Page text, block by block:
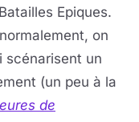
Epiques.
on
scénarisent un
(un peu à la
de